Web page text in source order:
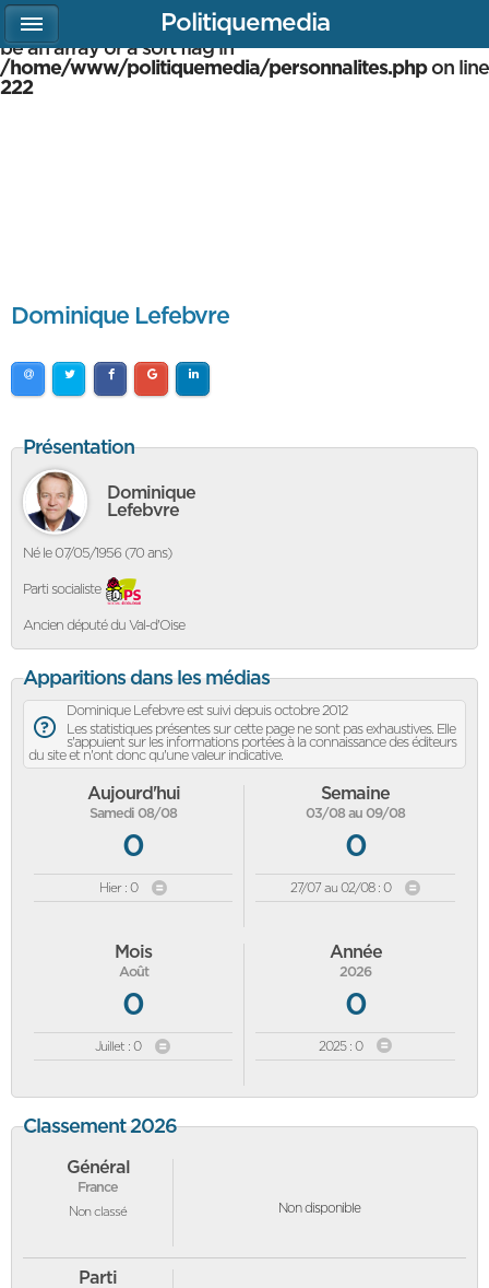
Warning
: array_multisort(): Argument #1 is expected to
be an array or a sort flag in
/home/www/politiquemedia/personnalites.phpon line
222
Dominique Lefebvre
Présentation
Dominique
Lefebvre
Né le 07/05/1956 (70 ans)
Parti socialiste
Ancien député du Val-d'Oise
Apparitions dans les médias
Dominique Lefebvre est suivi depuis octobre 2012
Les statistiques présentes sur cette page ne sont pas exhaustives. Elle
s'appuient sur les informations portées à la connaissance des éditeurs
du site et n'ont donc qu'une valeur indicative.
Aujourd'hui
Samedi 08/08
0
Hier : 0
Semaine
03/08 au 09/08
0
27/07 au 02/08 : 0
Mois
Août
0
Juillet : 0
Année
2026
0
2025 : 0
Classement 2026
Général
France
Non classé Non disponible
Parti
Politiquemedia